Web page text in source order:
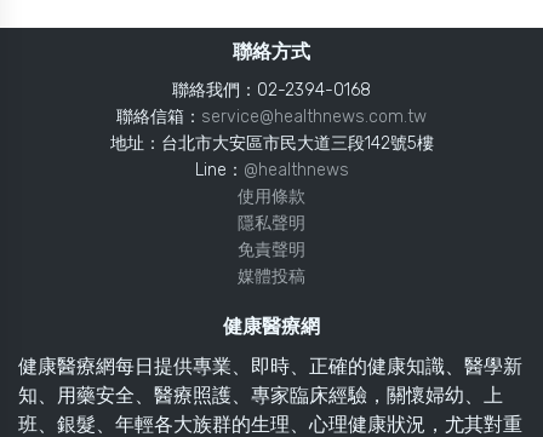
聯絡方式
聯絡我們：02-2394-0168
聯絡信箱： service@healthnews.com.tw
地址：台北市大安區市民大道三段142號5樓
Line： @healthnews
使用條款
隱私聲明
免責聲明
媒體投稿
健康醫療網
健康醫療網每日提供專業、即時、正確的健康知識、醫學新
知、用藥安全、醫療照護、專家臨床經驗，關懷婦幼、上
班、銀髮、年輕各大族群的生理、心理健康狀況，尤其對重